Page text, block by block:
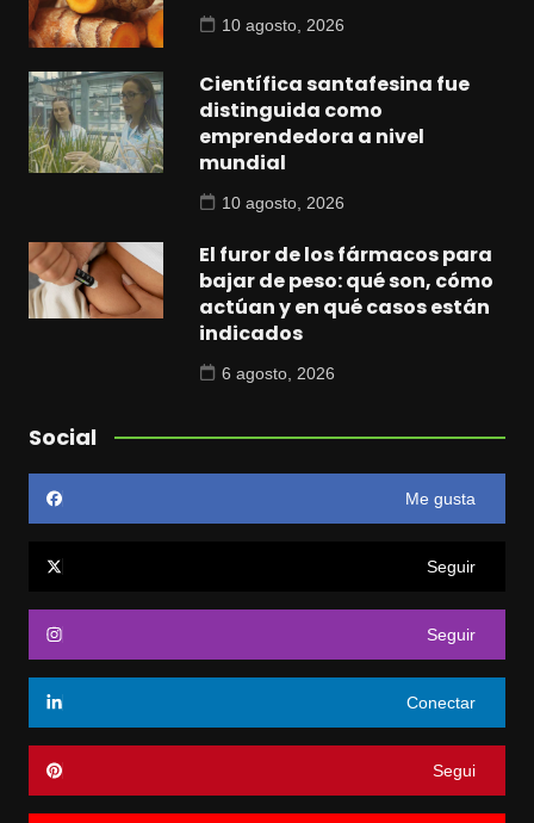
10 agosto, 2026
Científica santafesina fue
distinguida como
emprendedora a nivel
mundial
10 agosto, 2026
El furor de los fármacos para
bajar de peso: qué son, cómo
actúan y en qué casos están
indicados
6 agosto, 2026
Social
Me gusta
Seguir
Seguir
Conectar
Segui